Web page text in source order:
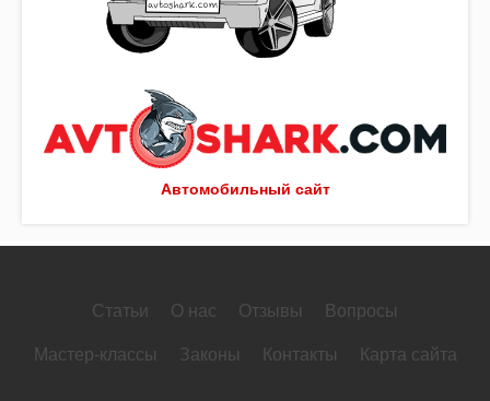
Автомобильный сайт
Статьи О нас Отзывы Вопросы
Мастер-классы Законы Контакты Карта сайта